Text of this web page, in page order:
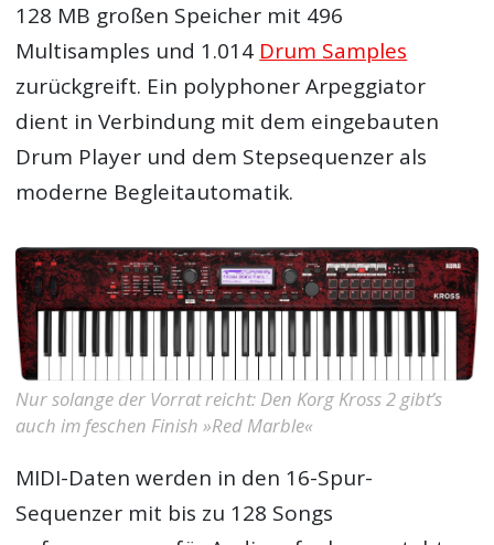
128 MB großen Speicher mit 496
Multisamples und 1.014 Drum Samples
zurückgreift. Ein polyphoner Arpeggiator
dient in Verbindung mit dem eingebauten
Drum Player und dem Stepsequenzer als
moderne Begleitautomatik.
Nur solange der Vorrat reicht: Den Korg Kross 2 gibt’s
auch im feschen Finish »Red Marble«
MIDI-Daten werden in den 16-Spur-
Sequenzer mit bis zu 128 Songs